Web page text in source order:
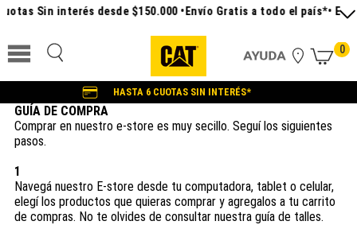
Sin interés desde $150.000 •Envío Gratis a todo el país*•
0
GUÍA DE COMPRA
Comprar en nuestro e-store es muy secillo. Seguí los siguientes
pasos.
1
Navegá nuestro E-store desde tu computadora, tablet o celular,
elegí los productos que quieras comprar y agregalos a tu carrito
de compras. No te olvides de consultar nuestra guía de talles.
HASTA 6 CUOTAS SIN INTERÉS*